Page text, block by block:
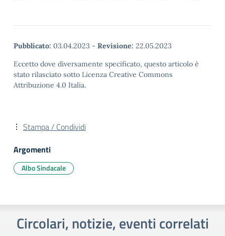
Pubblicato: 03.04.2023 - Revisione: 22.05.2023
Eccetto dove diversamente specificato, questo articolo è
stato rilasciato sotto Licenza Creative Commons
Attribuzione 4.0 Italia.
Stampa / Condividi
Argomenti
Albo Sindacale
Circolari, notizie, eventi correlati